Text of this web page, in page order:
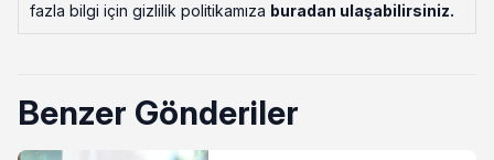
fazla bilgi için gizlilik politikamıza buradan ulaşabilirsiniz.
Benzer Gönderiler